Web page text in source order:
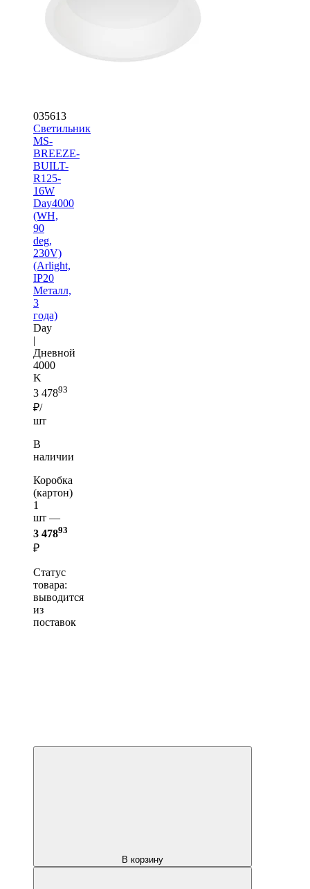
035613
Светильник
MS-
BREEZE-
BUILT-
R125-
16W
Day4000
(WH,
90
deg,
230V)
(Arlight,
IP20
Металл,
3
года)
Day
|
Дневной
4000
K
3 47893
₽/
шт
В
наличии
Коробка
(картон)
1
шт —
3 47893
₽
Статус
товара:
выводится
из
поставок
В корзину